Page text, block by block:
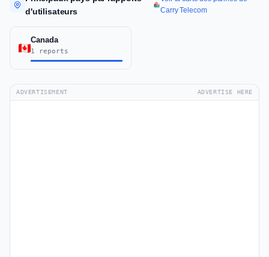
d'utilisateurs
Carry Telecom
Canada
1 reports
ADVERTISEMENT ADVERTISE HERE